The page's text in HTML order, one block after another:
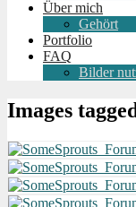
Über mich
Gehört
Portfolio
FAQ
Bilder
Images